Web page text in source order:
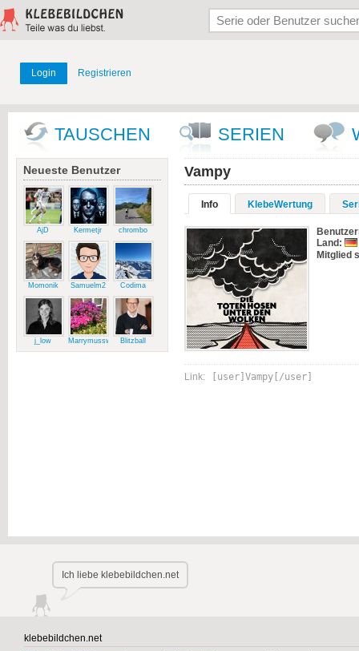
Login Registrieren
TAUSCHEN SERIEN
Neueste Benutzer
AjD Kermetjr chrombo
Momonik Samuelm2 Codima
j_low Marrymussweg Blitzball
Vampy
Info KlebeWertung
Land:
Mitglied
Link: [user]Vampy[/user]
Ich liebe klebebildchen.net
klebebildchen.net